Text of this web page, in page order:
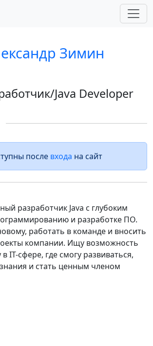
Зимин
Java Developer
после входа на сайт
разработчик Java с глубоким
и разработке ПО.
работать в команде и вносить
компании. Ищу возможность
IT-сфере, где смогу развиваться,
и стать ценным членом